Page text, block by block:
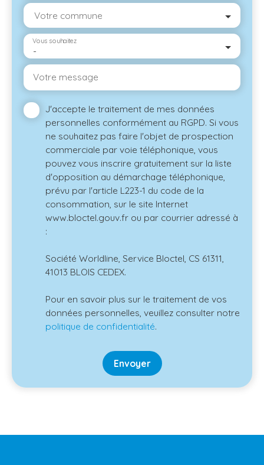
Votre commune
-
Vous souhaitez
Votre message
J'accepte le traitement de mes données
personnelles conformément au RGPD. Si vous
ne souhaitez pas faire l'objet de prospection
commerciale par voie téléphonique, vous
pouvez vous inscrire gratuitement sur la liste
d'opposition au démarchage téléphonique,
prévu par l'article L223-1 du code de la
consommation, sur le site Internet
www.bloctel.gouv.fr ou par courrier adressé à
:
Société Worldline, Service Bloctel, CS 61311,
41013 BLOIS CEDEX.
Pour en savoir plus sur le traitement de vos
données personnelles, veuillez consulter notre
politique de confidentialité.
Envoyer